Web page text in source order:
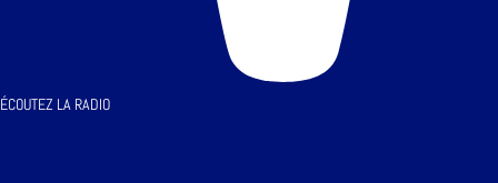
ÉCOUTEZ LA RADIO